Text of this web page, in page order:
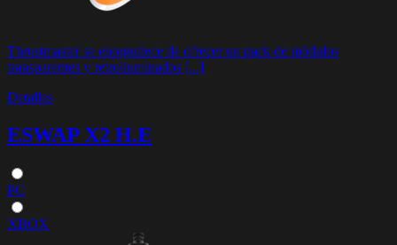
Thrustmaster se enorgullece de ofrecer un pack de módulos
transparentes y retroiluminados [...]
Detalles
ESWAP X2 H.E
PC
XBOX